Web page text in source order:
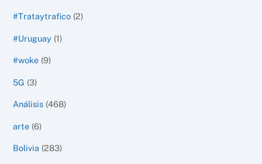
#Trataytrafico (2)
#Uruguay (1)
#woke (9)
5G (3)
Análisis (468)
arte (6)
Bolivia (283)